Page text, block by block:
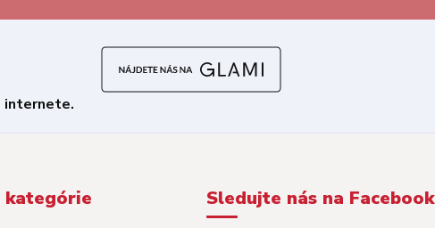
kategórie Sledujte nás na